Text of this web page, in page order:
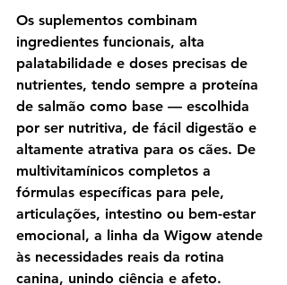
Os suplementos combinam
ingredientes funcionais, alta
palatabilidade e doses precisas de
nutrientes, tendo sempre a proteína
de salmão como base — escolhida
por ser nutritiva, de fácil digestão e
altamente atrativa para os cães. De
multivitamínicos completos a
fórmulas específicas para pele,
articulações, intestino ou bem-estar
emocional, a linha da Wigow atende
às necessidades reais da rotina
canina, unindo ciência e afeto.